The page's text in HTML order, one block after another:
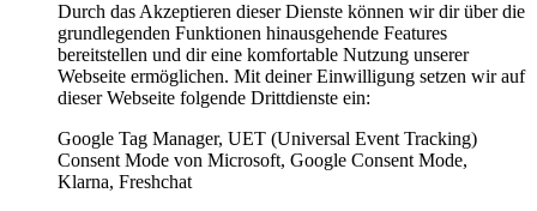
Durch das Akzeptieren dieser Dienste können wir dir über die
grundlegenden Funktionen hinausgehende Features
bereitstellen und dir eine komfortable Nutzung unserer
Webseite ermöglichen. Mit deiner Einwilligung setzen wir auf
dieser Webseite folgende Drittdienste ein:
Google Tag Manager, UET (Universal Event Tracking)
Consent Mode von Microsoft, Google Consent Mode,
Klarna, Freshchat